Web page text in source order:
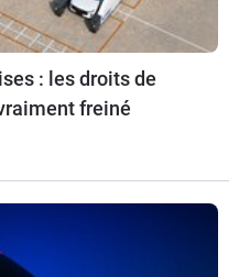
: les droits de
freiné